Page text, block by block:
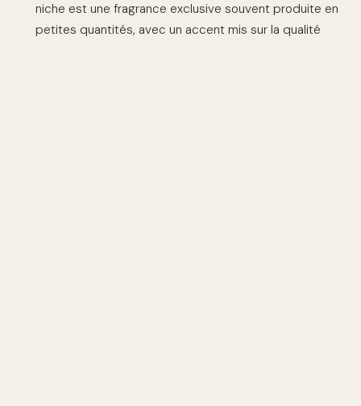
niche est une fragrance exclusive souvent produite en
petites quantités, avec un accent mis sur la qualité